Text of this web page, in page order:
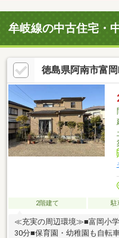
牟岐線の中古住宅・
徳島県阿南市富
2階建て 駐
≪充実の周辺環境≫■富岡小
30分■保育園・幼稚園も自転